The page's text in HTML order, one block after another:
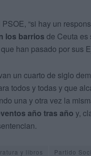
“si hay un
los barrios de Ceuta es
han pasado por sus
un cuarto de siglo
todos y todas y que
una y otra vez la
año tras año y,
y libros Partido